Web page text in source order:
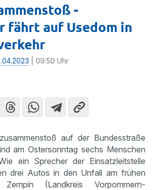
-
fährt auf Usedom in
| 09:50 Uhr
auf der Bundesstraße
am Ostersonntag sechs Menschen
ein Sprecher der Einsatzleitstelle
drei Autos in den Unfall am frühen
(Landkreis Vorpommern-